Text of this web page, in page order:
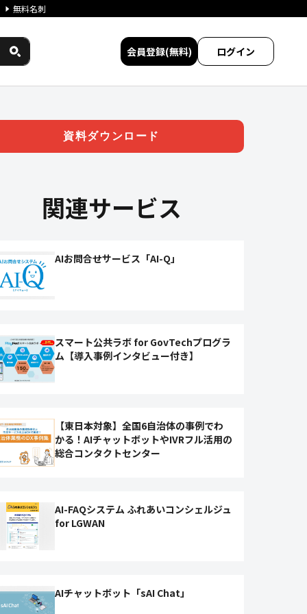
無料名刺
会員登録(無料) ログイン
資料ダウンロード
関連サービス
AIお問合せサービス「AI-Q」
スマート公共ラボ for GovTechプログラ
ム【導入事例インタビュー付き】
【東日本対象】全国6自治体の事例でわ
かる！AIチャットボットやIVRフル活用の
総合コンタクトセンター
AI-FAQシステム ふれあいコンシェルジュ
for LGWAN
AIチャットボット「sAI Chat」